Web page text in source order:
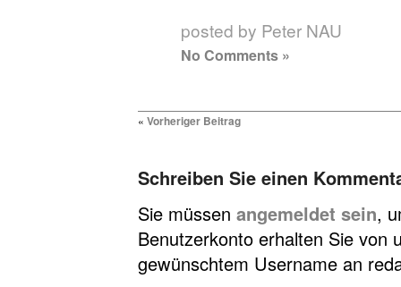
posted by Peter NAU
No Comments »
« Vorheriger Beitrag
Schreiben Sie einen
Sie müssen angemeldet sein,
Benutzerkonto erhalten Sie von
gewünschtem Username an